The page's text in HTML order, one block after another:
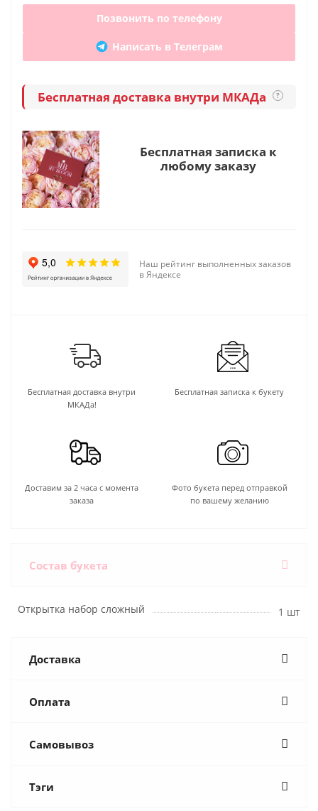
Позвонить по телефону
Написать в Телеграм
Бесплатная доставка внутри МКАДа ?
Бесплатная записка к
любому заказу
Наш рейтинг выполненных заказов
в Яндексе
Бесплатная доставка внутри
МКАДа!
Бесплатная записка к букету
Доставим за 2 часа с момента
заказа
Фото букета перед отправкой
по вашему желанию
Состав букета
Открытка набор сложный 1 шт
Доставка
Оплата
Самовывоз
Тэги